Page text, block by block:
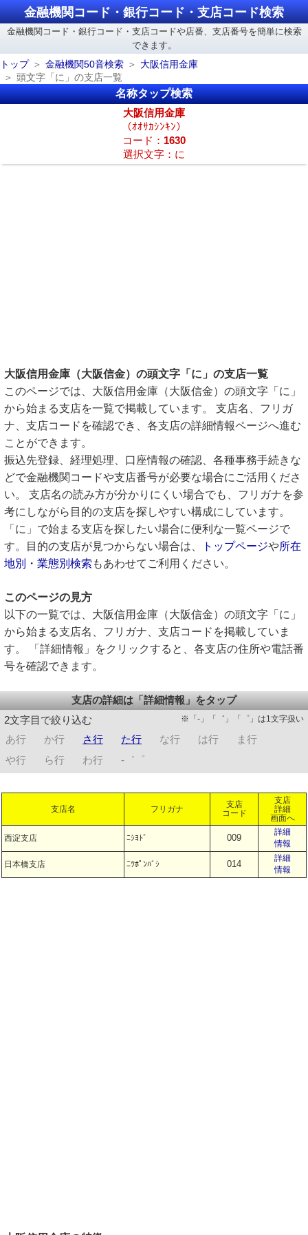
金融機関コード・銀行コード・支店コード検索
金融機関コード・銀行コード・支店コードや店番、支店番号を簡単に検索
できます。
トップ
金融機関50音検索
大阪信用金庫
頭文字「に」の支店一覧
名称タップ検索
大阪信用金庫
（ｵｵｻｶｼﾝｷﾝ）
コード： 1630
選択文字：に
大阪信用金庫（大阪信金）の頭文字「に」の支店一覧
このページでは、大阪信用金庫（大阪信金）の頭文字「に」
から始まる支店を一覧で掲載しています。 支店名、フリガ
ナ、支店コードを確認でき、各支店の詳細情報ページへ進む
ことができます。
振込先登録、経理処理、口座情報の確認、各種事務手続きな
どで金融機関コードや支店番号が必要な場合にご活用くださ
い。 支店名の読み方が分かりにくい場合でも、フリガナを参
考にしながら目的の支店を探しやすい構成にしています。
「に」で始まる支店を探したい場合に便利な一覧ページで
す。目的の支店が見つからない場合は、
トップページや所在
地別・業態別検索 もあわせてご利用ください。
このページの見方
以下の一覧では、大阪信用金庫（大阪信金）の頭文字「に」
から始まる支店名、フリガナ、支店コードを掲載していま
す。 「詳細情報」をクリックすると、各支店の住所や電話番
号を確認できます。
支店の詳細は「詳細情報」をタップ
2文字目で絞り込む
※「-」「゛」「゜」は1文字扱い
あ行 か行 さ行 た行 な行 は行
ま行
や行
ら行 わ行 -゛゜
支店名 フリガナ
支店
コード
支店
詳細
画面へ
西淀支店 ﾆｼﾖﾄﾞ 009
詳細
情報
日本橋支店 ﾆﾂﾎﾟﾝﾊﾞｼ 014
詳細
情報